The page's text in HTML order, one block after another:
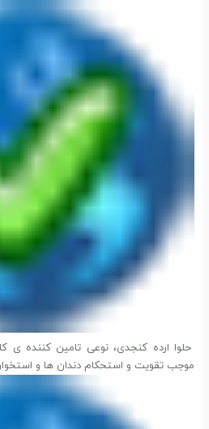
حلوا ارده کنجدی، نوعی تامین کننده
موجب تقویت و استحکام دندان ها و